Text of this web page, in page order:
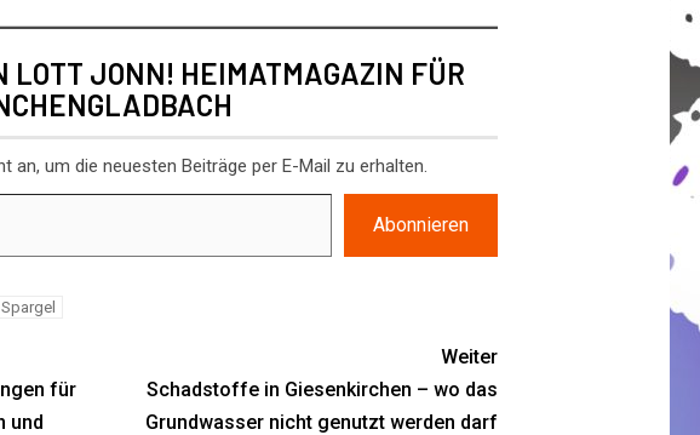
LOTT JONN! HEIMATMAGAZIN FÜR
an, um die neuesten Beiträge per E-Mail zu erhalten.
Abonnieren
Spargel
für
und
Weiter
Schadstoffe in Giesenkirchen – wo das
Grundwasser nicht genutzt werden darf